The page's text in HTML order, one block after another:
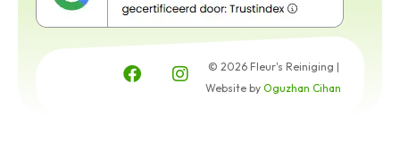
© 2026 Fleur's Reiniging |
Website by Oguzhan Cihan